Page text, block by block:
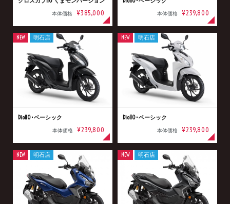
本体価格 ¥385,000 本体価格 ¥239,800
Dio110･ベーシック
本体価格 ¥239,800
NEW 明石店
Dio110･ベーシック
本体価格 ¥239,800
NEW 明石店
NEW 明石店 NEW 明石店